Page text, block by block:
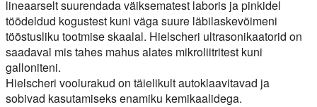
lineaarselt suurendada väiksematest laboris ja pinkidel
töödeldud kogustest kuni väga suure läbilaskevõimeni
tööstusliku tootmise skaalal. Hielscheri ultrasonikaatorid on
saadaval mis tahes mahus alates mikroliitritest kuni
galloniteni.
Hielscheri voolurakud on täielikult autoklaavitavad ja
sobivad kasutamiseks enamiku kemikaalidega.